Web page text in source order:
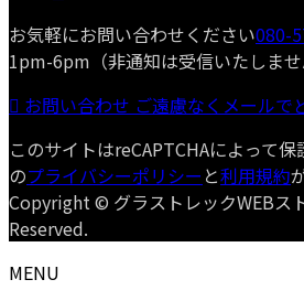
お気軽にお問い合わせください080-
1pm-6pm（非通知は受信いたしませ
お問い合わせ ご遠慮なくメールで
このサイトはreCAPTCHAによって
のプライバシーポリシー と利用規約
Copyright © グラストレックWEBス
Reserved.
MENU